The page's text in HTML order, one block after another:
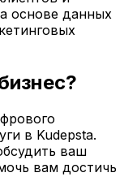
основе данных
в Kudepsta.
ваш
вам достичь